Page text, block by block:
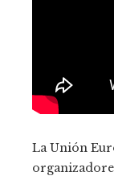
La Unión